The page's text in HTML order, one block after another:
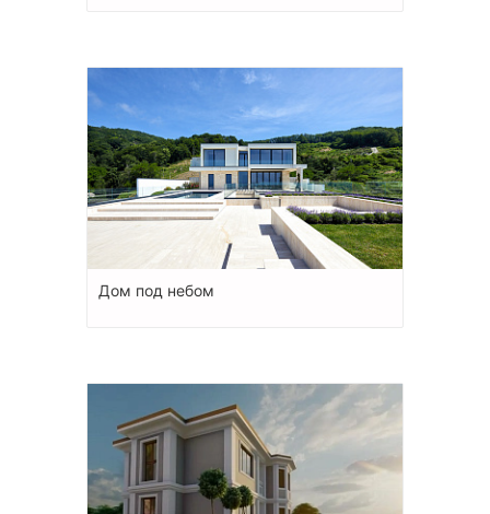
Дом под небом